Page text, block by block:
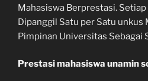
Mahasiswa Berprestasi.
Dipanggil Satu per Satu unkus
Pimpinan Universitas Sebagai
Prestasi mahasiswa unamin